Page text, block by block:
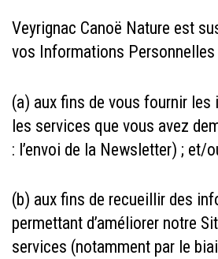
Veyrignac Canoë Nature est
vos Informations Personnelles
(a) aux fins de vous fournir
les services que vous avez
: l’envoi de la Newsletter) ; et/
(b) aux fins de recueillir des
permettant d’améliorer notre
services (notamment par le